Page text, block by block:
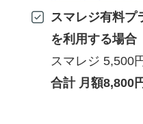
スマレジ有料プ
を利用する場合
スマレジ 5,500
合計 月額8,800